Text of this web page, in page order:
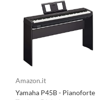
Amazon.it
Yamaha P45B - Pianoforte